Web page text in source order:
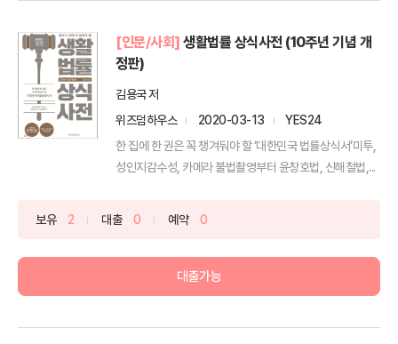
[인문/사회] 생활법률 상식사전 (10주년 기념 개
정판)
김용국 저
위즈덤하우스
2020-03-13
YES24
한 집에 한 권은 꼭 챙겨둬야 할 ‘대한민국 법률상식서’미투,
성인지감수성, 카메라 불법촬영부터 윤창호법, 신해철법,...
보유 2 대출 0 예약 0
대출가능